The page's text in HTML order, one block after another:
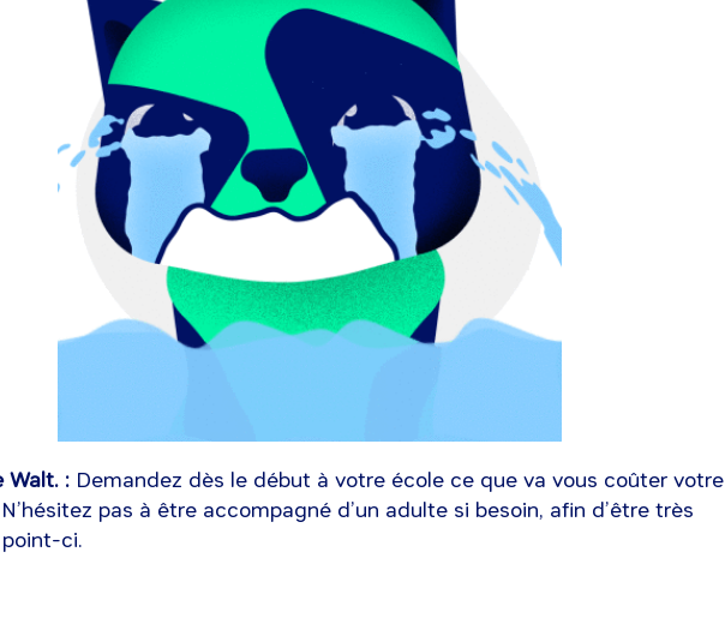
Walt. : Demandez dès le début à votre école ce que va vous coûter votre
pas à être accompagné d’un adulte si besoin, afin d’être très
ci.